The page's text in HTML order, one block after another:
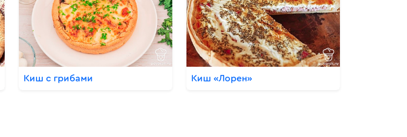
Киш с грибами Киш «Лорен»